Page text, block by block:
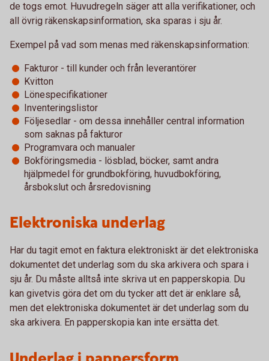
de togs emot. Huvudregeln säger att alla verifikationer, och
all övrig räkenskapsinformation, ska sparas i sju år.
Exempel på vad som menas med räkenskapsinformation:
Fakturor - till kunder och från leverantörer
Kvitton
Lönespecifikationer
Inventeringslistor
Följesedlar - om dessa innehåller central information
som saknas på fakturor
Programvara och manualer
Bokföringsmedia - lösblad, böcker, samt andra
hjälpmedel för grundbokföring, huvudbokföring,
årsbokslut och årsredovisning
Elektroniska underlag
Har du tagit emot en faktura elektroniskt är det elektroniska
dokumentet det underlag som du ska arkivera och spara i
sju år. Du måste alltså inte skriva ut en papperskopia. Du
kan givetvis göra det om du tycker att det är enklare så,
men det elektroniska dokumentet är det underlag som du
ska arkivera. En papperskopia kan inte ersätta det.